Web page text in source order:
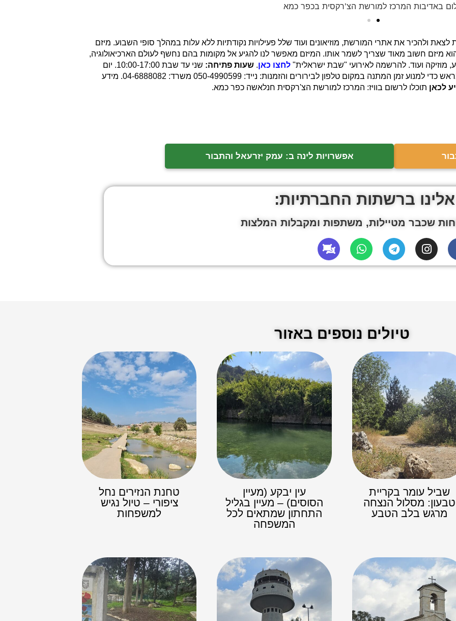
באדיבות המרכז למורשת הצ'רקסית בכפר כמא
ולהכיר את אתרי המורשת, מוזיאונים ועוד שלל פעילויות נקודתיות ללא עלות במהלך סופי השבוע. מיזם
מיזם חשוב מאוד שצריך לשמר אותו. המיזם מאפשר לנו להגיע אל מקומות בהם נחשף לעולם הארכיאולוגיה,
מוזיקה ועוד. להרשמה לאירועי "שבת ישראלית" לחצו כאן. שעות פתיחה:
שני עד שבת 10:00-17:00. יום
ראשון – תיאום מראש בלבד. מומלץ להתקשר ולתאם ביקור מראש כדי למנוע זמן המתנה במקום טלפון לבירורים והזמנות: נייד: 050-4990599 משרד: 04-6888082. מידע
לכאן תוכלו לרשום בוויז: המרכז למורשת הצ'רקסית חנלאשה כפר כמא.
אפשרויות לינה ב: עמק יזרעאל והתבור
ברשתות החברתיות:
שכבר מטיילות, משתפות ומקבלות המלצות
טיולים נוספים באזור
שביל עומר בקריית
טבעון: מסלול הנצחה
מרגש בלב הטבע
עין יבקע (מעיין
הסוסים) – מעיין בגליל
התחתון שמתאים לכל
המשפחה
טחנת הנזירים נחל
ציפורי – טיול נגיש
למשפחות